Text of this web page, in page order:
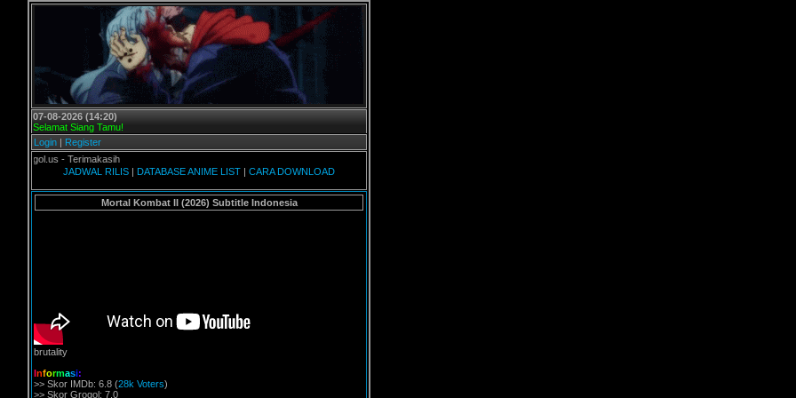
07-08-2026 (14:20)
Selamat Siang Tamu!
Login | Register
- Terimakasih
JADWAL RILIS | DATABASE ANIME LIST | CARA DOWNLOAD
Mortal Kombat II (2026) Subtitle Indonesia
brutality
Informasi:
>> Skor IMDb: 6.8 (28k Voters)
>> Skor Grogol: 7.0